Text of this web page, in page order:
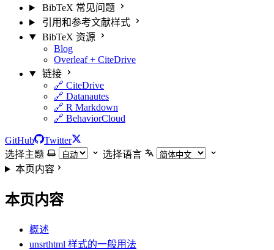
BibTeX 常见问题
引用和参考文献样式
BibTeX 资源
Blog
Overleaf + CiteDrive
链接
🔗 CiteDrive
🔗 Datanautes
🔗 R Markdown
🔗 BehaviorCloud
GitHub
Twitter
选择主题
选择语言
本页内容
本页内容
概述
unsrthtml 样式的一般用法